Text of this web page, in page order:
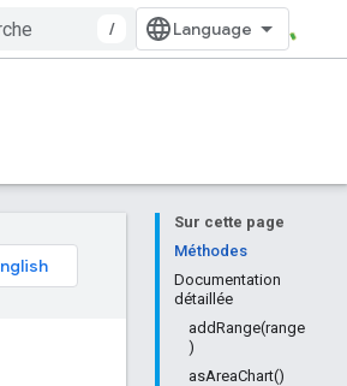
/
Sur cette page
Méthodes
Documentation
détaillée
addRange(range
)
asAreaChart()